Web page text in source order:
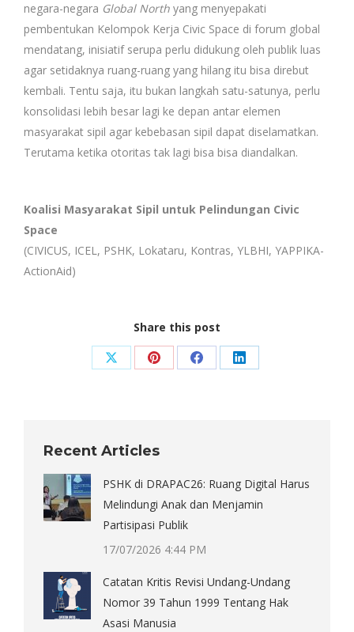
negara-negara Global North yang menyepakati
pembentukan Kelompok Kerja Civic Space di forum global
mendatang, inisiatif serupa perlu didukung oleh publik luas
agar setidaknya ruang-ruang yang hilang itu bisa direbut
kembali. Tentu saja, itu bukan langkah satu-satunya, perlu
konsolidasi lebih besar lagi ke depan antar elemen
masyarakat sipil agar kebebasan sipil dapat diselamatkan.
Terutama ketika otoritas tak lagi bisa bisa diandalkan.
Koalisi Masyarakat Sipil untuk Pelindungan Civic
Space
(CIVICUS, ICEL, PSHK, Lokataru, Kontras, YLBHI, YAPPIKA-
ActionAid)
Share this post
Share Share Share Share
Recent Articles
PSHK di DRAPAC26: Ruang Digital Harus
Melindungi Anak dan Menjamin
Partisipasi Publik
17/07/2026 4:44 PM
Catatan Kritis Revisi Undang-Undang
Nomor 39 Tahun 1999 Tentang Hak
Asasi Manusia